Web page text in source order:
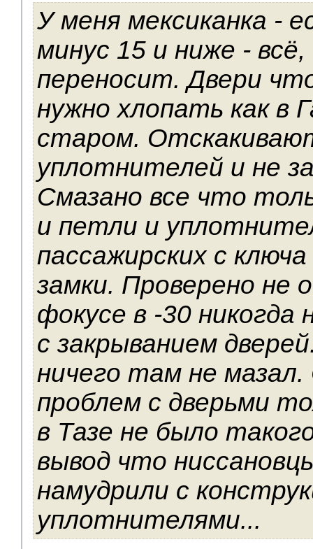
У меня мексиканка -
минус 15 и ниже -
переносит. Двери
нужно хлопать как в
старом.
уплотнителей и не
Смазано все что
и петли и
пассажирских с
замки. Проверено не
фокусе в -30 никогда
с закрыванием
ничего там не мазал.
проблем с дверьми
в Тазе не было
вывод что
намудрили с
уплотнителями...